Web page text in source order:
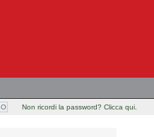
Non ricordi la password? Clicca qui.